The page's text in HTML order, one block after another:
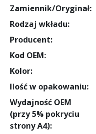
Zamiennik/Oryginał:
Rodzaj wkładu:
Producent:
Kod OEM:
Kolor:
Ilość w opakowaniu:
Wydajność OEM
(przy 5% pokryciu
strony A4):